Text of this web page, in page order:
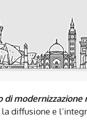
di
diffusione e